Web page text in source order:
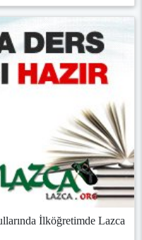
İlköğretimde Lazca